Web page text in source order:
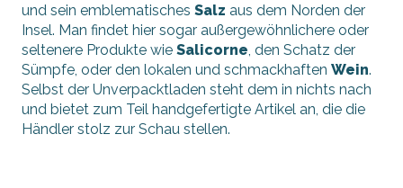
und sein emblematisches Salz aus dem Norden der
Insel. Man findet hier sogar außergewöhnlichere oder
seltenere Produkte wie Salicorne , den Schatz der
Sümpfe, oder den lokalen und schmackhaften Wein.
Selbst der Unverpacktladen steht dem in nichts nach
und bietet zum Teil handgefertigte Artikel an, die die
Händler stolz zur Schau stellen.